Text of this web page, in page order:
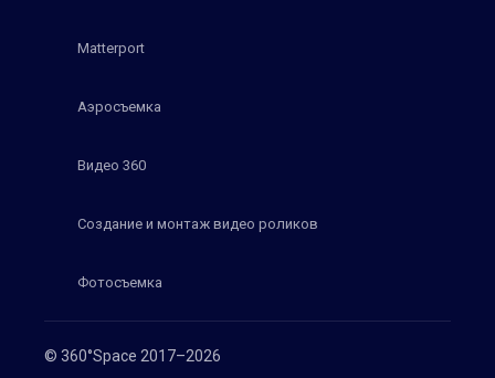
© 360°Space 2017–2026
Matterport
Аэросъемка
Видео 360
Создание и монтаж видео роликов
Фотосъемка